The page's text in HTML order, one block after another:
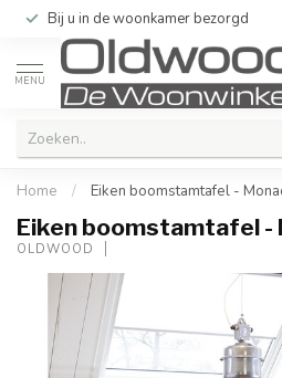
Bij u in de woonkamer bezorgd
MENU
Home / Eiken boomstamtafel -
Eiken boomstamtafel -
OLDWOOD